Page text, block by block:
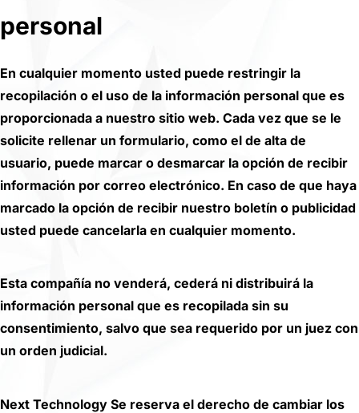
personal
En cualquier momento usted puede restringir la
recopilación o el uso de la información personal que es
proporcionada a nuestro sitio web. Cada vez que se le
solicite rellenar un formulario, como el de alta de
usuario, puede marcar o desmarcar la opción de recibir
información por correo electrónico. En caso de que haya
marcado la opción de recibir nuestro boletín o publicidad
usted puede cancelarla en cualquier momento.
Esta compañía no venderá, cederá ni distribuirá la
información personal que es recopilada sin su
consentimiento, salvo que sea requerido por un juez con
un orden judicial.
Next Technology Se reserva el derecho de cambiar los